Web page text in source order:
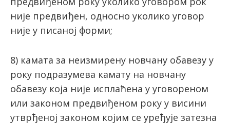
није предвиђен, односно уколико уговор
није у писаној форми;
8) камата за неизмирену новчану обавезу у
року подразумева камату на новчану
обавезу која није исплаћена у уговореном
или законом предвиђеном року у висини
утврђеној законом којим се уређује затезна